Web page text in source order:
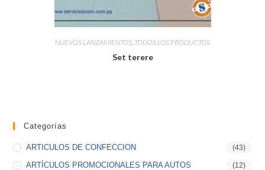
NUEVOS LANZAMIENTOS, TODOS LOS PRODUCTOS
Set terere
Categorías
ARTICULOS DE CONFECCION (43)
ARTÍCULOS PROMOCIONALES PARA AUTOS (12)